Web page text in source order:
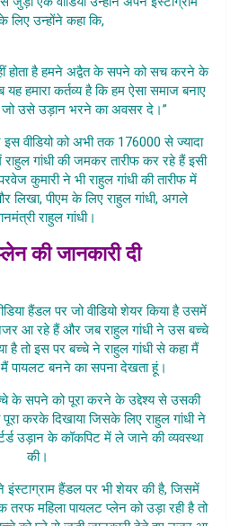
उन्होंने कहा कि,Rahul Gandhi Ne
होता है हमने अद्वैत के सपने को सच करने के
हमारा कर्तव्य है कि हम ऐसा समाज बनाए
जो उसे उड़ान भरने का अवसर दे।”
इस वीडियो को अभी तक 176000 से ज्यादा
गांधी की जमकर तारीफ कर रहे हैं इसी
कुमारी ने भी राहुल गांधी की तारीफ में
लिखा, पीएम के लिए राहुल गांधी, अगले
राहुल गांधी।
की जानकारी दी
हैंडल पर जो वीडियो शेयर किया है उसमें
आ रहे हैं और जब राहुल गांधी ने उस बच्चे
है तो इस पर बच्चे ने राहुल गांधी से कहा मैं
पायलट बनने का सपना देखता हूं।
के सपने को पूरा करने के उद्देश्य से उसकी
करके दिखाया जिसके लिए राहुल गांधी ने
उड़ान के कॉकपिट में ले जाने की व्यवस्था
की।
इंस्टाग्राम हैंडल पर भी शेयर की है, जिसमें
महिला पायलट प्लेन को उड़ा रही है तो